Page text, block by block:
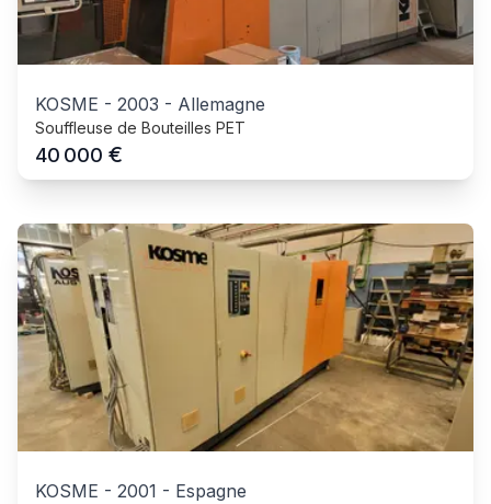
KOSME - 2003 - Allemagne
Souffleuse de Bouteilles PET
40 000 €
KOSME - 2001 - Espagne